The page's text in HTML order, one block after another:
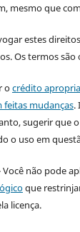
mesmo que
estes
Os termos são
ocrédito
feitas mudanças.
sugerir que
o uso em
Você não pode
que
licença.